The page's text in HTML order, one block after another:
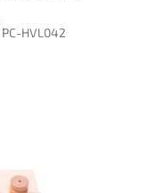
PC-HVL042